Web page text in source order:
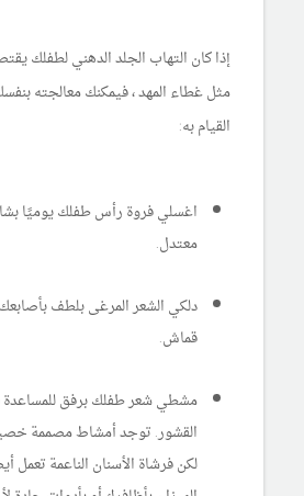
إذا كان التهاب الجلد الدهني لطفلك
مثل غطاء المهد ، فيمكنك معالجته
القيام به:
اغسلي فروة رأس طفلك يوميًا
معتدل.
دلكي الشعر المرغى بلطف
قماش.
مشطي شعر طفلك برفق للمساعدة
القشور. توجد أمشاط مصممة
لكن فرشاة الأسنان الناعمة تعمل